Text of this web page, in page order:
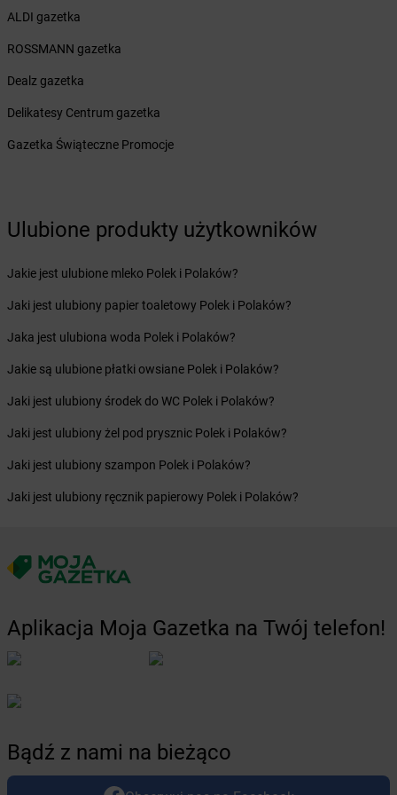
Żabka
Biskupiec
Żabka
Żabka Blachownia
Żabka
Błażejewo
Żabka
Żabka Blizne Łaszczyńskiego
Żabka
Bliżyn
Blok Dobryszyce
Żabka Bobolin
Żabka Bobowa
Żabka
Bobrek
Żabka
Żabka Bochnia
Żabka
Bodzechów
Żabka
Żabka Bogatki
Żabka
Bogatynia
Żabka
Bogdaniec
Żabka Bogdanowo
Żabka
Boguchwała
Żabka
Boguchwałowice
Żabka Boguszów-Gorce
Żabka Bojano
Żabka Bojszowy
Żabka Bolęcin
Żabka
Żabka
Żabka Bońki
Żabka Borawe
ALDI gazetka
ROSSMANN gazetka
Dealz gazetka
Delikatesy Centrum gazetka
Gazetka Świąteczne Promocje
Ulubione produkty użytkowników
Jakie jest ulubione mleko Polek i Polaków?
Jaki jest ulubiony papier toaletowy Polek i Polaków?
Jaka jest ulubiona woda Polek i Polaków?
Jakie są ulubione płatki owsiane Polek i Polaków?
Jaki jest ulubiony środek do WC Polek i Polaków?
Jaki jest ulubiony żel pod prysznic Polek i Polaków?
Jaki jest ulubiony szampon Polek i Polaków?
Jaki jest ulubiony ręcznik papierowy Polek i Polaków?
Aplikacja Moja Gazetka na Twój telefon!
Bądź z nami na bieżąco